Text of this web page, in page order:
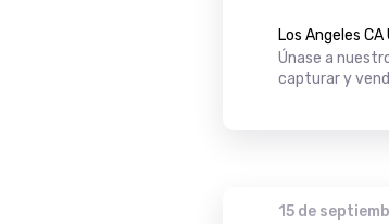
Los Angeles CA
Únase a
capturar y
15 de